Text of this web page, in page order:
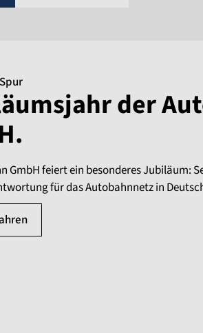
der
GmbH feiert ein besonderes Jubiläum:
für das Autobahnnetz in